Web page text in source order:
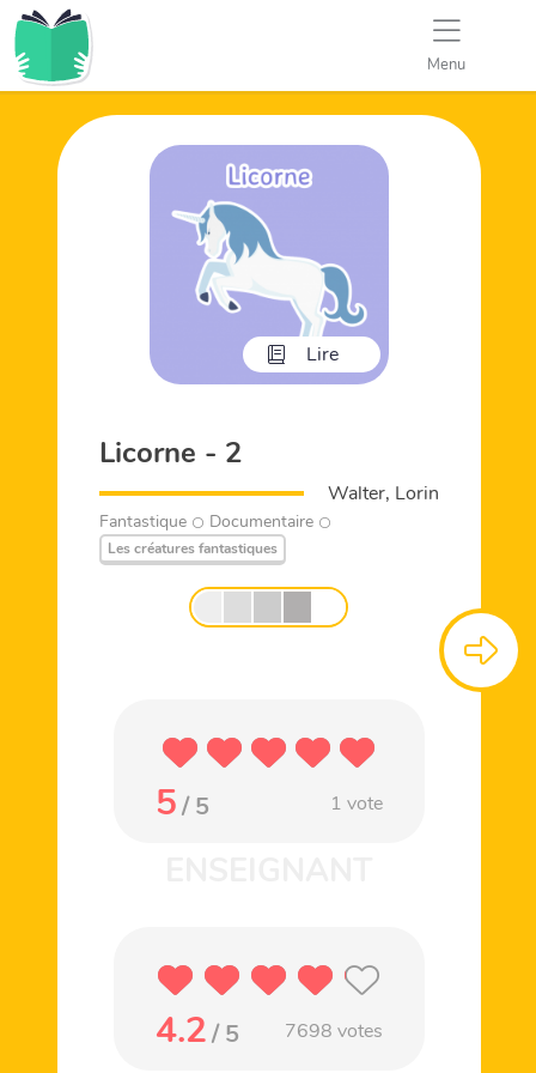
Menu
Lire
Licorne - 2
Walter, Lorin
Fantastique Documentaire
Les créatures fantastiques
5/ 5 1 vote
4.2/ 5 7698 votes